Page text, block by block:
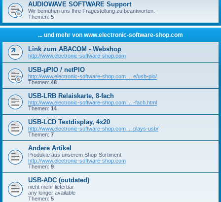
AUDIOWAVE SOFTWARE Support
Wir bemühen uns Ihre Fragestellung zu beantworten.
Themen: 5
... und mehr von www.electronic-software-shop.com
Link zum ABACOM - Webshop
http://www.electronic-software-shop.com
USB-µPIO / netPIO
http://www.electronic-software-shop.com ... e/usb-pio/
Themen: 48
USB-LRB Relaiskarte, 8-fach
http://www.electronic-software-shop.com ... -fach.html
Themen: 14
USB-LCD Textdisplay, 4x20
http://www.electronic-software-shop.com ... plays-usb/
Themen: 7
Andere Artikel
Produkte aus unserem Shop-Sortiment
http://www.electronic-software-shop.com
Themen: 9
USB-ADC (outdated)
nicht mehr lieferbar
any longer available
Themen: 5